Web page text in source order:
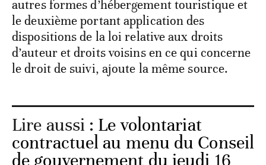
autres formes d’hébergement touristique et
le deuxième portant application des
dispositions de la loi relative aux droits
d’auteur et droits voisins en ce qui concerne
le droit de suivi, ajoute la même source.
Lire aussi : Le volontariat
contractuel au menu du Conseil
de gouvernement du jeudi 16